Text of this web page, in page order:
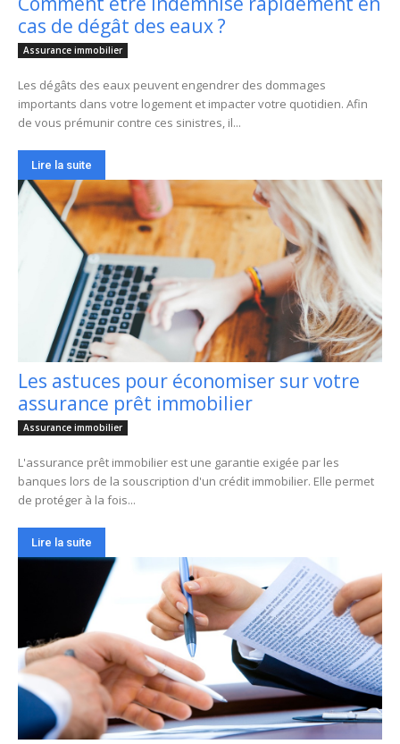
cas de dégât des eaux ?
Assurance immobilier
Les dégâts des eaux peuvent engendrer des dommages
importants dans votre logement et impacter votre quotidien. Afin
de vous prémunir contre ces sinistres, il...
Lire la suite
Les astuces pour économiser sur votre
assurance prêt immobilier
Assurance immobilier
L'assurance prêt immobilier est une garantie exigée par les
banques lors de la souscription d'un crédit immobilier. Elle permet
de protéger à la fois...
Lire la suite